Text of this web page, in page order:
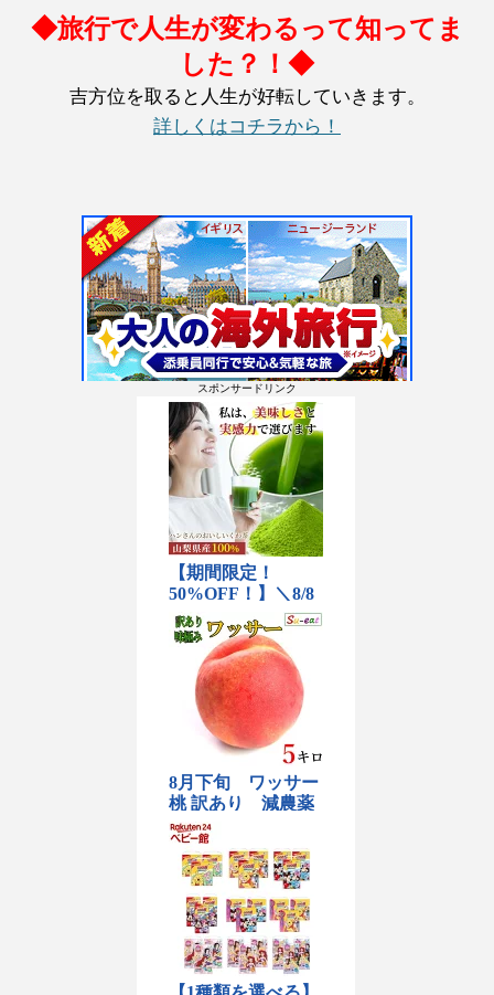
◆旅行で人生が変わるって知ってま
した？！◆
吉方位を取ると人生が好転していきます。
詳しくはコチラから！
スポンサードリンク